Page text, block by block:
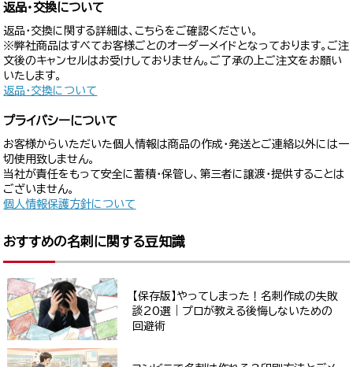
返品・交換について
返品・交換に関する詳細は、こちらをご確認ください。
※弊社商品はすべてお客様ごとのオーダーメイドとなっております。ご注
文後のキャンセルはお受けしておりません。ご了承の上ご注文をお願い
いたします。
返品・交換について
プライバシーについて
お客様からいただいた個人情報は商品の作成・発送とご連絡以外には一
切使用致しません。
当社が責任をもって安全に蓄積・保管し、第三者に譲渡・提供することは
ございません。
個人情報保護方針について
おすすめの名刺に関する豆知識
【保存版】やってしまった！名刺作成の失敗
談20選｜プロが教える後悔しないための
回避術